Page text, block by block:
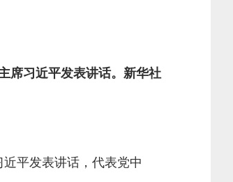
席习近平发表讲话。新华社
平发表讲话，代表党中